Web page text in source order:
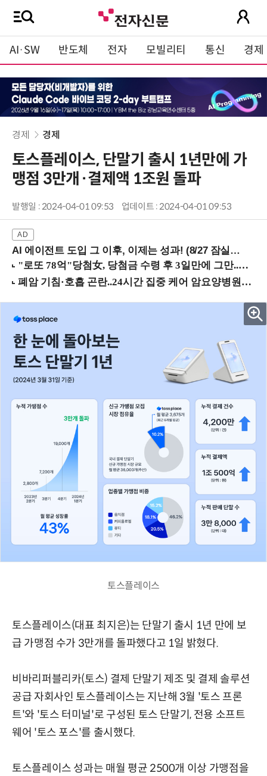
AI·SW 반도체 전자 모빌리티 통신 경제
경제 경제
토스플레이스, 단말기 출시 1년만에 가
맹점 3만개·결제액 1조원 돌파
발행일 : 2024-04-01 09:53 업데이트 : 2024-04-01 09:53
AI 에이전트 도입 그 이후, 이제는 성과! (8/27 잠실역)
토스플레이스
토스플레이스(대표 최지은)는 단말기 출시 1년 만에 보
급 가맹점 수가 3만개를 돌파했다고 1일 밝혔다.
비바리퍼블리카(토스) 결제 단말기 제조 및 결제 솔루션
공급 자회사인 토스플레이스는 지난해 3월 '토스 프론
트'와 '토스 터미널'로 구성된 토스 단말기, 전용 소프트
웨어 '토스 포스'를 출시했다.
토스플레이스 성과는 매월 평균 2500개 이상 가맹점을